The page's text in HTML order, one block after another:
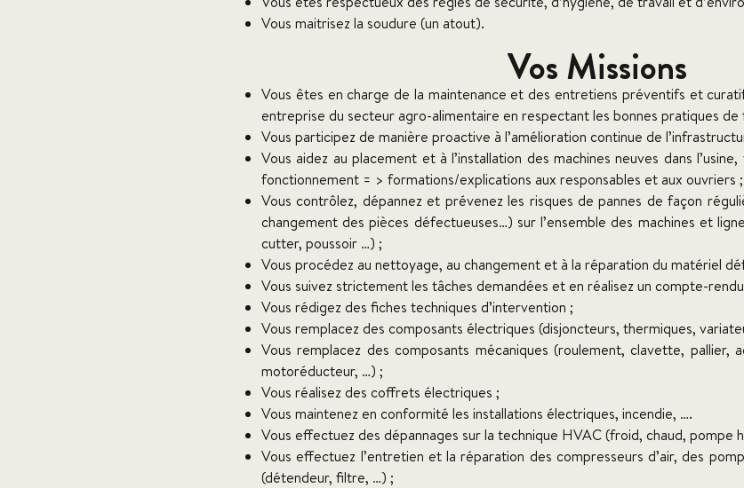
Vous maitrisez la soudure (un atout).
Vos Missions
Vous êtes en charge de la maintenance et des entretiens préventifs et
entreprise du secteur agro-alimentaire en respectant les bonnes pratiques de
Vous participez de manière proactive à l’amélioration continue de
Vous aidez au placement et à l’installation des machines neuves dans
fonctionnement = > formations/explications aux responsables et aux ouvriers ;
Vous contrôlez, dépannez et prévenez les risques de pannes de façon
changement des pièces défectueuses…) sur l’ensemble des machines et
cutter, poussoir …) ;
Vous procédez au nettoyage, au changement et à la réparation du matériel
Vous suivez strictement les tâches demandées et en réalisez un compte-
Vous rédigez des fiches techniques d’intervention ;
Vous remplacez des composants électriques (disjoncteurs, thermiques,
Vous remplacez des composants mécaniques (roulement, clavette, pallier,
motoréducteur, …) ;
Vous réalisez des coffrets électriques ;
Vous maintenez en conformité les installations électriques, incendie, ….
Vous effectuez des dépannages sur la technique HVAC (froid, chaud, pompe
Vous effectuez l’entretien et la réparation des compresseurs d’air, des
(détendeur, filtre, …) ;